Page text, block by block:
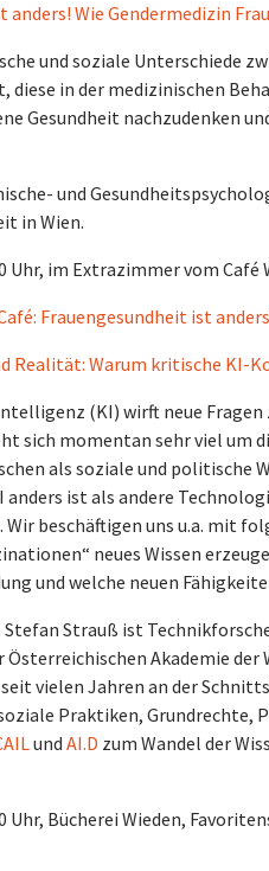
anders! Wie Gendermedizin
und soziale Unterschiede
diese in der medizinischen
Gesundheit nachzudenken
und
in Wien.
Uhr, im Extrazimmer vom
Frauengesundheit ist
Realität: Warum kritische KI-
(KI) wirft neue
sich momentan sehr viel um
als soziale und politische
ist als andere
beschäftigen uns u.a. mit
neues Wissen
und welche neuen
Stefan Strauß ist
Akademie der
vielen Jahren an der
Praktiken, Grundrechte,
und AI.D zum Wandel der
Uhr, Bücherei Wieden,